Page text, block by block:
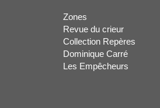
Zones
Revue du crieur
Collection Repères
Dominique Carré
Les Empêcheurs